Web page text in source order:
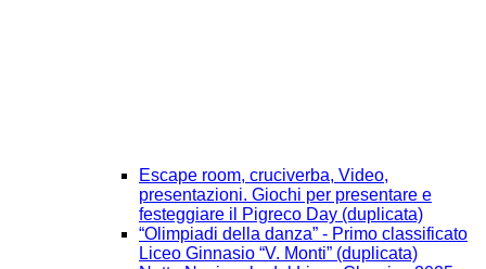
Escape room, cruciverba, Video,
presentazioni. Giochi per presentare e
festeggiare il Pigreco Day (duplicata)
“Olimpiadi della danza” - Primo classificato
Liceo Ginnasio “V. Monti” (duplicata)